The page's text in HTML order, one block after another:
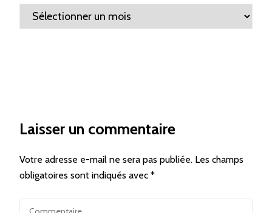
Archives
Laisser un commentaire
Votre adresse e-mail ne sera pas publiée. Les champs
obligatoires sont indiqués avec *